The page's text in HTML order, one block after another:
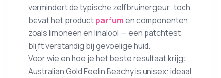
vermindert de typische zelfbruinergeur; toch
bevat het productparfumen componenten
zoals limoneen en linalool — een patchtest
blijft verstandig bij gevoelige huid.
Voor wie en hoe je het beste resultaat krijgt
Australian Gold Feelin Beachy is unisex: ideaal